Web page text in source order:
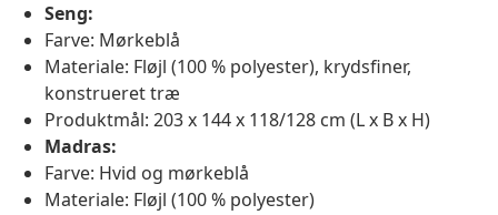
Seng:
Farve: Mørkeblå
Materiale: Fløjl (100 % polyester), krydsfiner,
konstrueret træ
Produktmål: 203 x 144 x 118/128 cm (L x B x H)
Madras:
Farve: Hvid og mørkeblå
Materiale: Fløjl (100 % polyester)